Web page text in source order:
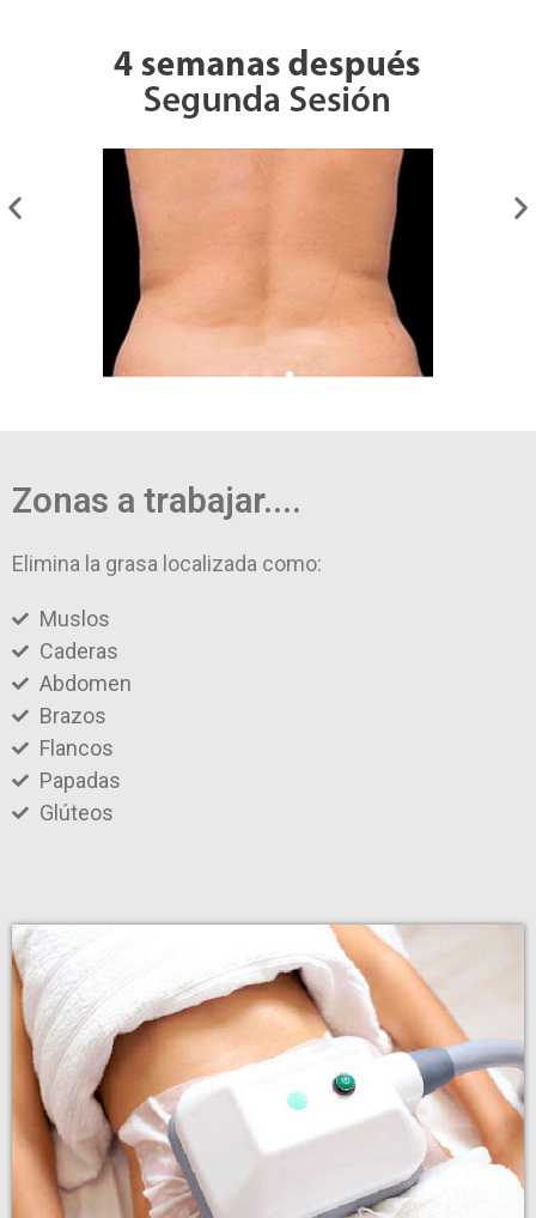
Zonas a trabajar....
Elimina la grasa localizada como:
Muslos
Caderas
Abdomen
Brazos
Flancos
Papadas
Glúteos